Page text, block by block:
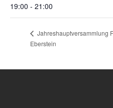
19:00 - 21:00
Jahreshauptversammlung
Eberstein